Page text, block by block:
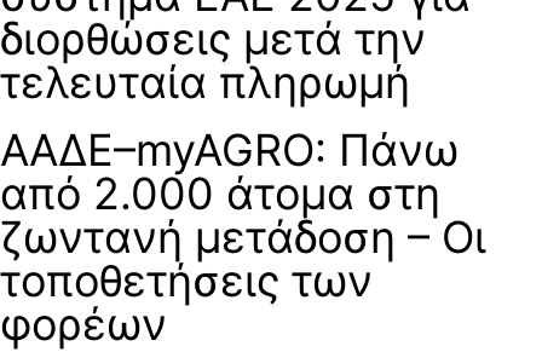
διορθώσεις μετά την
τελευταία πληρωμή
ΑΑΔΕ–myAGRO: Πάνω
από 2.000 άτομα στη
ζωντανή μετάδοση – Οι
τοποθετήσεις των
φορέων